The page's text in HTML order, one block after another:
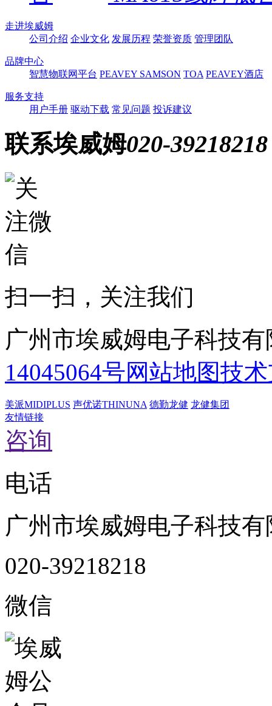
走进埃威姆
公司介绍 企业文化 发展历程 荣誉资质 管理团队
品牌中心
智慧物联网平台 PEAVEY SAMSON TOA PEAVEY酒店
服务支持
用户手册 驱动下载 常见问题 投诉建议
联系埃威姆020-39218218
扫一扫，关注我们
广州市埃威姆电子科技
14045064号网站地图技
美派MIDIPLUS 声优诺THINUNA 德勤龙健 龙健集团
友情链接
咨询
电话
广州市埃威姆电子科技
020-39218218
微信